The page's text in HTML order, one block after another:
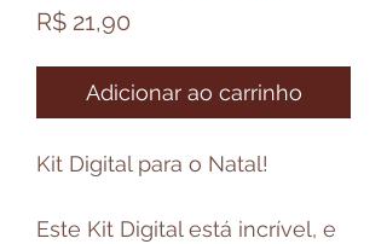
R$ 21,90
Adicionar ao carrinho
Kit Digital para o Natal!
Este Kit Digital está incrível, e